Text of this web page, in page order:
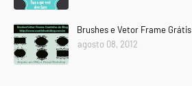
Brushes e Vetor Frame Grátis
agosto 08, 2012